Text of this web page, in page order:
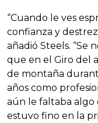
“Cuando le ves
confianza y
añadió Steels. “Se
que en el Giro del
de montaña
años como
aún le faltaba algo
estuvo fino en la